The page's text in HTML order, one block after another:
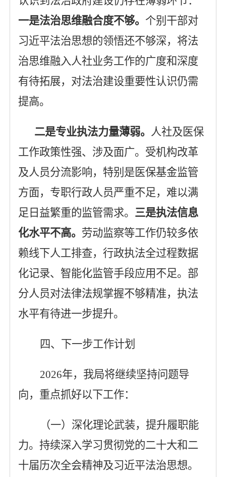
一是法治思维融合度不够。 个别干部对
习近平法治思想的领悟还不够深，将法
治思维融入人社业务工作的广度和深度
有待拓展，对法治建设重要性认识仍需
提高。
二是专业执法力量薄弱。 人社及医保
工作政策性强、涉及面广。受机构改革
及人员分流影响，特别是医保基金监管
方面，专职行政人员严重不足，难以满
足日益繁重的监管需求。 三是执法信息
化水平不高。 劳动监察等工作仍较多依
赖线下人工排查，行政执法全过程数据
化记录、智能化监管手段应用不足。部
分人员对法律法规掌握不够精准，执法
水平有待进一步提升。
四、下一步工作计划
2026年，我局将继续坚持问题导
向，重点抓好以下工作：
（一）深化理论武装，提升履职能
力。 持续深入学习贯彻党的二十大和二
十届历次全会精神及习近平法治思想。